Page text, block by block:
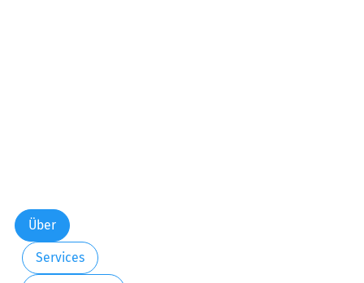
Über
Services